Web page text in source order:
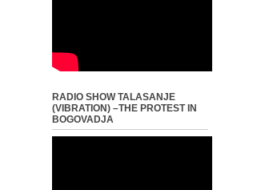
RADIO SHOW TALASANJE
(VIBRATION) –THE PROTEST IN
BOGOVADJA